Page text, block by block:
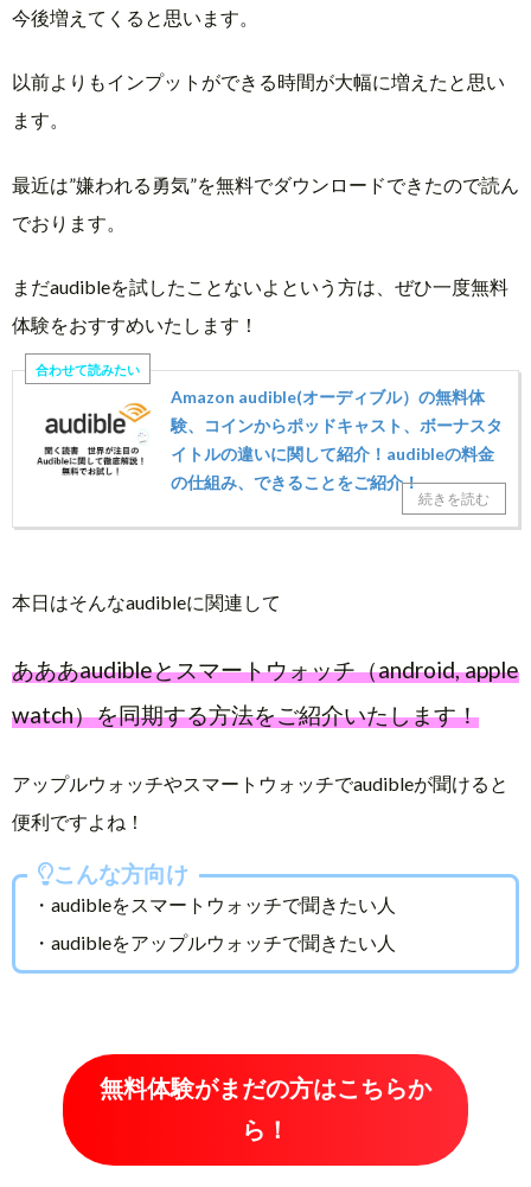
今後増えてくると思います。
以前よりもインプットができる時間が大幅に増えたと思い
ます。
最近は”嫌われる勇気”を無料でダウンロードできたので読ん
でおります。
まだaudibleを試したことないよという方は、ぜひ一度無料
体験をおすすめいたします！
Amazon audible(オーディブル）の無料体
験、コインからポッドキャスト、ボーナスタ
イトルの違いに関して紹介！audibleの料金
の仕組み、できることをご紹介！
本日はそんなaudibleに関連して
あああaudibleとスマートウォッチ（android, apple
watch）を同期する方法をご紹介いたします！
アップルウォッチやスマートウォッチでaudibleが聞けると
便利ですよね！
こんな方向け
・audibleをスマートウォッチで聞きたい人
・audibleをアップルウォッチで聞きたい人
無料体験がまだの方はこちらか
ら！